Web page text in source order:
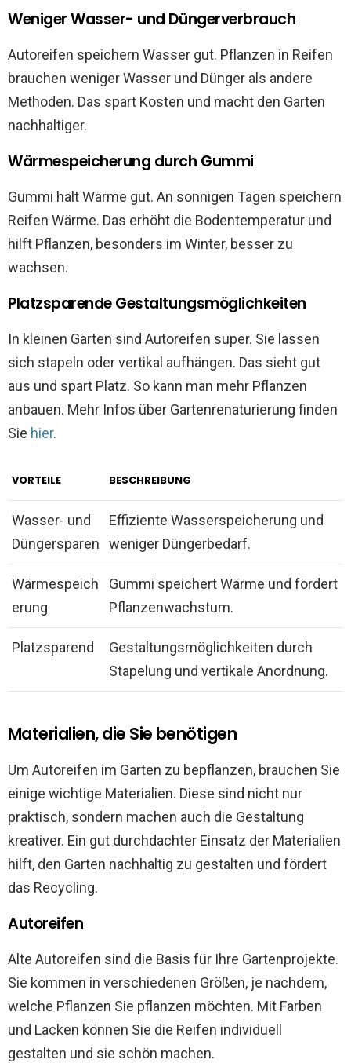
Weniger Wasser- und Düngerverbrauch
Autoreifen speichern Wasser gut. Pflanzen in Reifen
brauchen weniger Wasser und Dünger als andere
Methoden. Das spart Kosten und macht den Garten
nachhaltiger.
Wärmespeicherung durch Gummi
Gummi hält Wärme gut. An sonnigen Tagen speichern
Reifen Wärme. Das erhöht die Bodentemperatur und
hilft Pflanzen, besonders im Winter, besser zu
wachsen.
Platzsparende Gestaltungsmöglichkeiten
In kleinen Gärten sind Autoreifen super. Sie lassen
sich stapeln oder vertikal aufhängen. Das sieht gut
aus und spart Platz. So kann man mehr Pflanzen
anbauen. Mehr Infos über Gartenrenaturierung finden
Sie hier.
VORTEILE BESCHREIBUNG
Wasser- und
Düngersparen
Effiziente Wasserspeicherung und
weniger Düngerbedarf.
Wärmespeich
erung
Gummi speichert Wärme und fördert
Pflanzenwachstum.
Platzsparend
Gestaltungsmöglichkeiten durch
Stapelung und vertikale Anordnung.
Materialien, die Sie benötigen
Um Autoreifen im Garten zu bepflanzen, brauchen Sie
einige wichtige Materialien. Diese sind nicht nur
praktisch, sondern machen auch die Gestaltung
kreativer. Ein gut durchdachter Einsatz der Materialien
hilft, den Garten nachhaltig zu gestalten und fördert
das Recycling.
Autoreifen
Alte Autoreifen sind die Basis für Ihre Gartenprojekte.
Sie kommen in verschiedenen Größen, je nachdem,
welche Pflanzen Sie pflanzen möchten. Mit Farben
und Lacken können Sie die Reifen individuell
gestalten und sie schön machen.